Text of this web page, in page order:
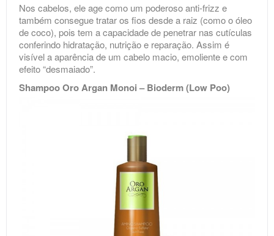
Nos cabelos, ele age como um poderoso anti-frizz e
também consegue tratar os fios desde a raiz (como o óleo
de coco), pois tem a capacidade de penetrar nas cutículas
conferindo hidratação, nutrição e reparação. Assim é
visível a aparência de um cabelo macio, emoliente e com
efeito “desmaiado”.
Shampoo Oro Argan Monoi – Bioderm (Low Poo)